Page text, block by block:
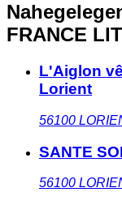
FRANCE
L'Aiglon
Lorient
56100
SANTE
56100